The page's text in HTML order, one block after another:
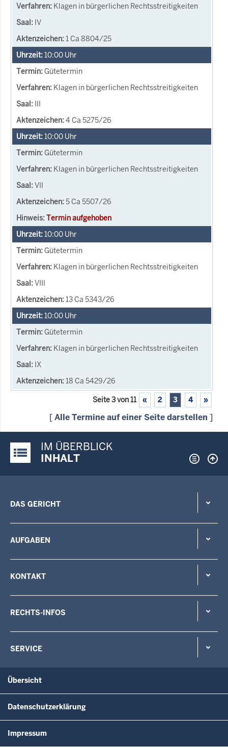
Klagen in bürgerlichen Rechtsstreitigkeiten
IV
1 Ca 8804/25
10:00 Uhr
Gütetermin
Klagen in bürgerlichen Rechtsstreitigkeiten
III
4 Ca 5275/26
10:00 Uhr
Gütetermin
Klagen in bürgerlichen Rechtsstreitigkeiten
VII
5 Ca 5507/26
Termin aufgehoben
10:00 Uhr
Gütetermin
Klagen in bürgerlichen Rechtsstreitigkeiten
VIII
13 Ca 5343/26
10:00 Uhr
Gütetermin
Klagen in bürgerlichen Rechtsstreitigkeiten
IX
18 Ca 5429/26
Seite 3 von 11 « 2 3 4 »
[Alle Termine auf einer Seite darstellen ]
Justiz-Portal im Überblick:
IM ÜBERBLICK
INHALT
DAS GERICHT
AUFGABEN
KONTAKT
RECHTS-INFOS
SERVICE
Übersicht
Datenschutzerklärung
Impressum